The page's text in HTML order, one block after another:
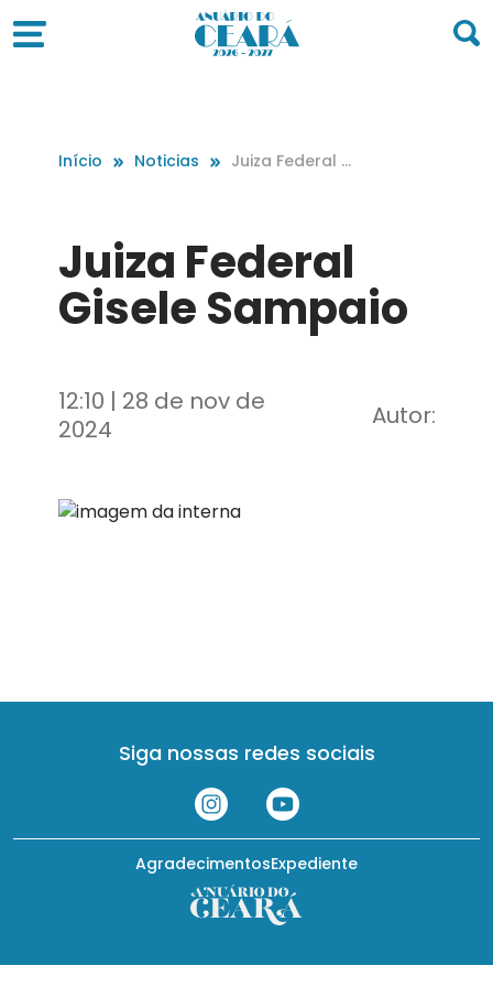
Início Noticias
Juiza Federal G
Juiza Federal
Gisele Sampaio
12:10 | 28 de nov de
2024
Autor:
Siga nossas redes sociais
Expediente
Agradecimentos